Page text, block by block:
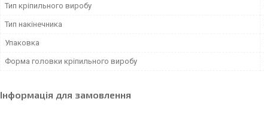
Тип кріпильного виробу
Тип накінечника
Упаковка
Форма головки кріпильного виробу
Інформація для замовлення